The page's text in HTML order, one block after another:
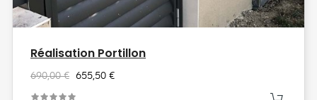
Réalisation Portillon
690,00 € 655,50 €